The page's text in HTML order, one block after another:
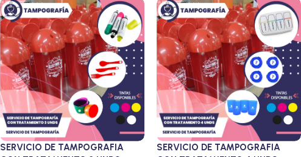
SERVICIO DE TAMPOGRAFIA
SERVICIO DE TAMPOGRAFIA